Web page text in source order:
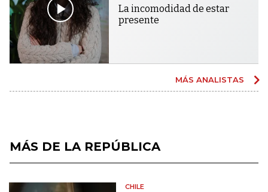
La incomodidad de estar
presente
MÁS ANALISTAS
MÁS DE LA REPÚBLICA
CHILE